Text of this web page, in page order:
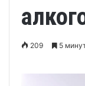
209 5